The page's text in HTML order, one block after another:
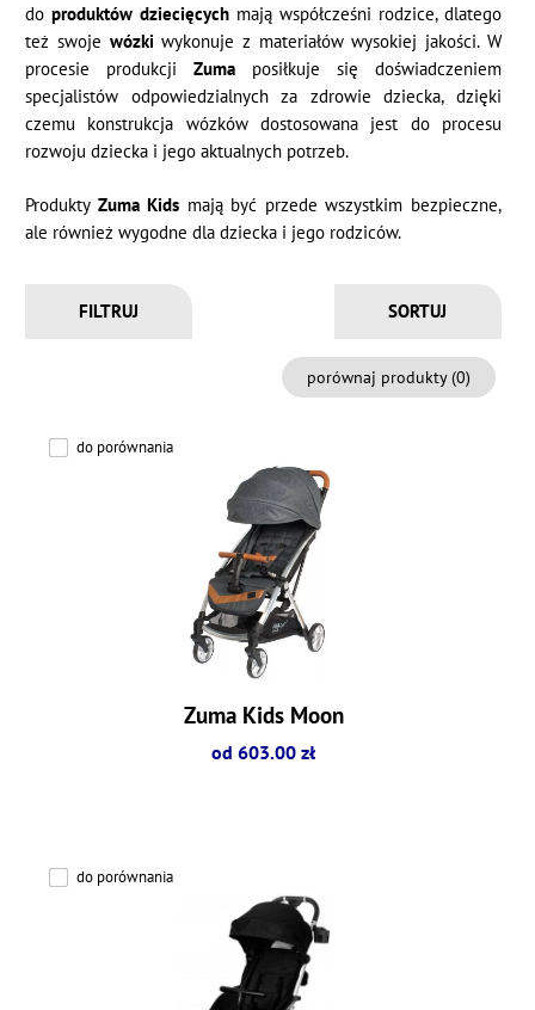
doproduktów dziecięcych mają współcześni rodzice, dlatego
też swoje wózki wykonuje z materiałów wysokiej jakości. W
procesie produkcjiZuma posiłkuje się doświadczeniem
specjalistów odpowiedzialnych za zdrowie dziecka, dzięki
czemu konstrukcja wózków dostosowana jest do procesu
rozwoju dziecka i jego aktualnych potrzeb.
Produkty Zuma Kids mają być przede wszystkim bezpieczne,
ale również wygodne dla dziecka i jego rodziców.
FILTRUJ
porównaj produkty (0)
do porównania
Zuma Kids Moon
od 603.00 zł
do porównania